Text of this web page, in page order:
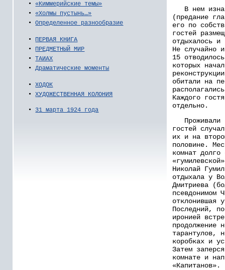
•«Киммерийские темы»
•«Холмы пустынь…»
•Определенное разнообразие
• ПЕРВАЯ КНИГА
• ПРЕДМЕТНЫЙ МИР
•ТАИАХ
•Драматические моменты
•ХОДОК
•ХУДОЖЕСТВЕННАЯ КОЛОНИЯ
• 31 марта 1924 года
В нем
(предание
его по
гостей
отдыхалось и
Не случайно
15
которых
обитали на
Каждого
отдельно.
Проживали
гостей
их и на
половине.
комнат долго
Николай
отдыхала у
Дмитриева
псевдонимом
отклонившая
Последний,
иронией
продолжение
тарантулов,
коробках и
Затем
комнате и
«Капитанов».